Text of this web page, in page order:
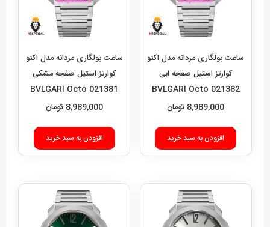
ساعت بولگاری مردانه مدل اکتو
کوارتز استیل صفحه ابی
BVLGARI Octo 021382
8,989,000 تومان
افزودن به سبد خرید
ساعت بولگاری مردانه مدل اکتو
کوارتز استیل صفحه مشکی
BVLGARI Octo 021381
8,989,000 تومان
افزودن به سبد خرید